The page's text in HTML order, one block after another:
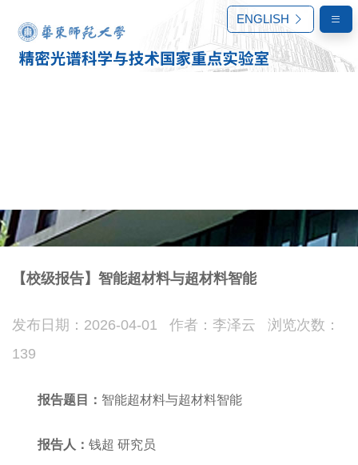
ENGLISH
学术报告
【校级报告】智能超材料与超材料智能
发布日期：2026-04-01 作者：李泽云 浏览次数：
139
报告题目： 智能超材料与超材料智能
报告人： 钱超 研究员